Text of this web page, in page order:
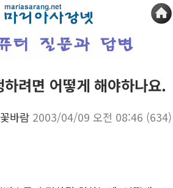
려면 어떻게 해야하나요.
꽃바람 2003/04/09 오전 08:46 (634)